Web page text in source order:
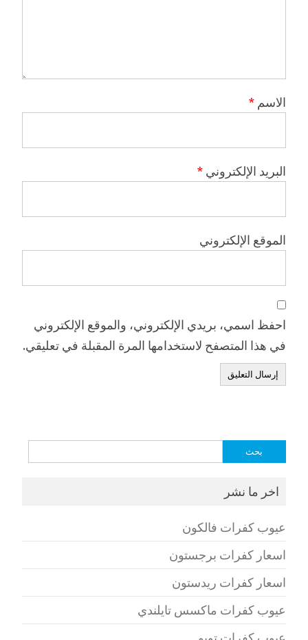
الاسم *
البريد الإلكتروني *
الموقع الإلكتروني
احفظ اسمي، بريدي الإلكتروني، والموقع الإلكتروني
في هذا المتصفح لاستخدامها المرة المقبلة في تعليقي.
البحث
اخر ما نشر
عيوب كفرات فالكون
اسعار كفرات برجستون
اسعار كفرات ريدستون
عيوب كفرات ماكسس تايلندي